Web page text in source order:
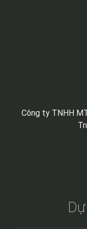
Công ty TNHH